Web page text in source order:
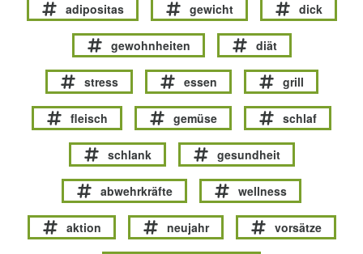
adipositas gewicht dick
gewohnheiten diät
stress essen grill
fleisch gemüse schlaf
schlank gesundheit
abwehrkräfte wellness
aktion neujahr vorsätze